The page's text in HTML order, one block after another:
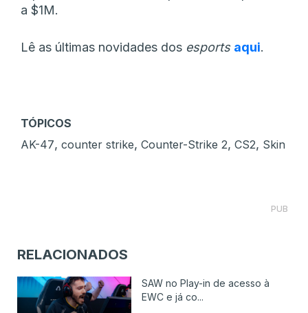
a $1M.
Lê as últimas novidades dos esports aqui.
TÓPICOS
AK-47, counter strike, Counter-Strike 2, CS2, Skin
PUB
RELACIONADOS
SAW no Play-in de acesso à
EWC e já co...